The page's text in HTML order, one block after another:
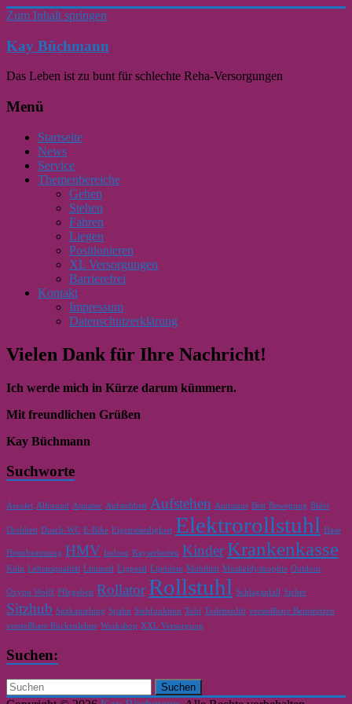
Zum Inhalt springen
Kay Büchmann
Das Leben ist zu bunt für schlechte Reha-Versorgungen
Menü
Startseite
News
Service
Themenbereiche
Gehen
Stehen
Fahren
Liegen
Positionieren
XL Versorgungen
Barrierefrei
Kontakt
Impressum
Datenschutzerklärung
Vielen Dank für Ihre Nachricht!
Ich werde mich in Kürze darum kümmern.
Mit freundlichen Grüßen
Kay Büchmann
Suchworte
Aerolet Allround Aquatec Aufstehbett Aufstehen Autismus Bett Bewegung Bidet
Drehbett Dusch-WC E-Bike Eigenständigkeit Elektrorollstuhl Hase
Heimbeatmung HMV Indoor Kayserbetten Kinder Krankenkasse
Köln Lebensqualität Linimed Lippetal Lipödem Mobilität Muskeldystrophie Outdoor
Oxyon Wolff Pflegebett Rollator Rollstuhl Schlaganfall Sicher
Sitzhub Sitzkantelung Spahn Stehfunktion Tobi Toilettenlift verstellbare Beinstützen
verstellbare Rückenlehne Workshop XXL Versorgung
Suchen: